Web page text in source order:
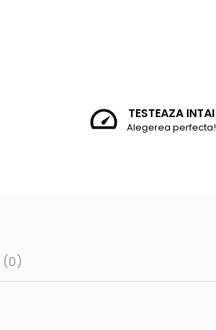
TESTEAZA INTAI
Alegerea perfecta!
(0)